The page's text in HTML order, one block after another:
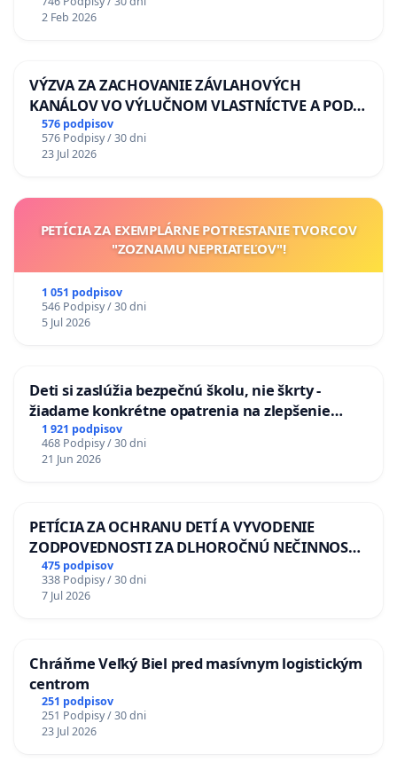
2 Feb 2026
VÝZVA ZA ZACHOVANIE ZÁVLAHOVÝCH
KANÁLOV VO VÝLUČNOM VLASTNÍCTVE A POD
KONTROLOU SLOVENSKEJ REPUBLIKY & žiadosť
na riešenie zanedbaného stavu závlahových a
odvodňovacích kanálov na Slovensku
576 podpisov
576 Podpisy / 30 dni
23 Jul 2026
PETÍCIA ZA EXEMPLÁRNE POTRESTANIE TVORCOV
"ZOZNAMU NEPRIATEĽOV"!
1 051 podpisov
546 Podpisy / 30 dni
5 Jul 2026
Deti si zaslúžia bezpečnú školu, nie škrty -
žiadame konkrétne opatrenia na zlepšenie
situácie v školstve
1 921 podpisov
468 Podpisy / 30 dni
21 Jun 2026
PETÍCIA ZA OCHRANU DETÍ A VYVODENIE
ZODPOVEDNOSTI ZA DLHOROČNÚ NEČINNOSŤ
A ZLYHANIE ŠTÁTU
475 podpisov
338 Podpisy / 30 dni
7 Jul 2026
Chráňme Veľký Biel pred masívnym logistickým
centrom
251 podpisov
251 Podpisy / 30 dni
23 Jul 2026